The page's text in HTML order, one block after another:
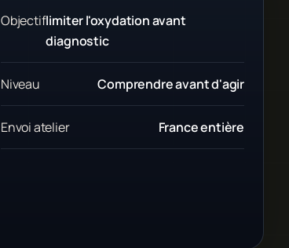
Objectiflimiter l'oxydation avant
diagnostic
Niveau Comprendre avant d'agir
Envoi atelier France entière